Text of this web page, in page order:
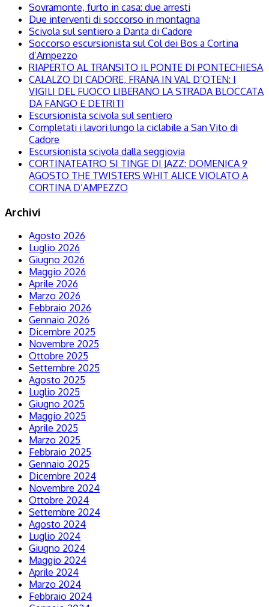
Sovramonte, furto in casa: due arresti
Due interventi di soccorso in montagna
Scivola sul sentiero a Danta di Cadore
Soccorso escursionista sul Col dei Bos a Cortina
d’Ampezzo
RIAPERTO AL TRANSITO IL PONTE DI PONTECHIESA
CALALZO DI CADORE, FRANA IN VAL D’OTEN: I
VIGILI DEL FUOCO LIBERANO LA STRADA BLOCCATA
DA FANGO E DETRITI
Escursionista scivola sul sentiero
Completati i lavori lungo la ciclabile a San Vito di
Cadore
Escursionista scivola dalla seggiovia
CORTINATEATRO SI TINGE DI JAZZ: DOMENICA 9
AGOSTO THE TWISTERS WHIT ALICE VIOLATO A
CORTINA D’AMPEZZO
Archivi
Agosto 2026
Luglio 2026
Giugno 2026
Maggio 2026
Aprile 2026
Marzo 2026
Febbraio 2026
Gennaio 2026
Dicembre 2025
Novembre 2025
Ottobre 2025
Settembre 2025
Agosto 2025
Luglio 2025
Giugno 2025
Maggio 2025
Aprile 2025
Marzo 2025
Febbraio 2025
Gennaio 2025
Dicembre 2024
Novembre 2024
Ottobre 2024
Settembre 2024
Agosto 2024
Luglio 2024
Giugno 2024
Maggio 2024
Aprile 2024
Marzo 2024
Febbraio 2024